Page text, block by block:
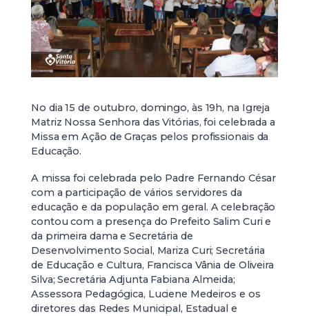
No dia 15 de outubro, domingo, às 19h, na Igreja
Matriz Nossa Senhora das Vitórias, foi celebrada a
Missa em Ação de Graças pelos profissionais da
Educação.
A missa foi celebrada pelo Padre Fernando César
com a participação de vários servidores da
educação e da população em geral. A celebração
contou com a presença do Prefeito Salim Curi e
da primeira dama e Secretária de
Desenvolvimento Social, Mariza Curi; Secretária
de Educação e Cultura, Francisca Vânia de Oliveira
Silva; Secretária Adjunta Fabiana Almeida;
Assessora Pedagógica, Luciene Medeiros e os
diretores das Redes Municipal, Estadual e